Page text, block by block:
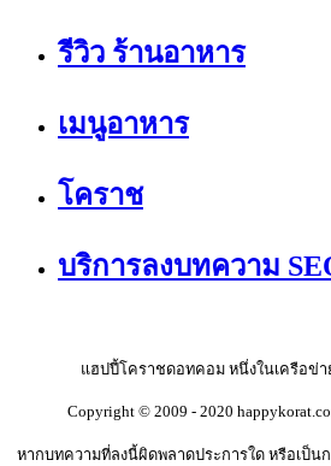
รีวิว ร้านอาหาร
เมนูอาหาร
โคราช
บริการลงบทความ
แฮปปี้โคราชดอทคอม หนึ่งในเครือข่า
Copyright © 2009 - 2020
หากบทความที่ลงนี้ผิดพลาดประการใด หรือเป็น